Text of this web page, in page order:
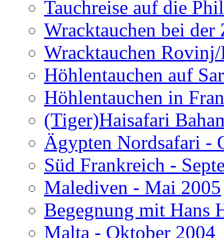
Tauchreise auf die
Wracktauchen bei der
Wracktauchen
Höhlentauchen auf
Höhlentauchen in
(Tiger)Haisafari
Ägypten Nordsafari -
Süd Frankreich -
Malediven - Mai 2005
Begegnung mit Hans
Malta - Oktober 2004